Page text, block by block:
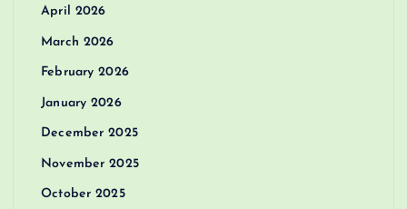
April 2026
March 2026
February 2026
January 2026
December 2025
November 2025
October 2025